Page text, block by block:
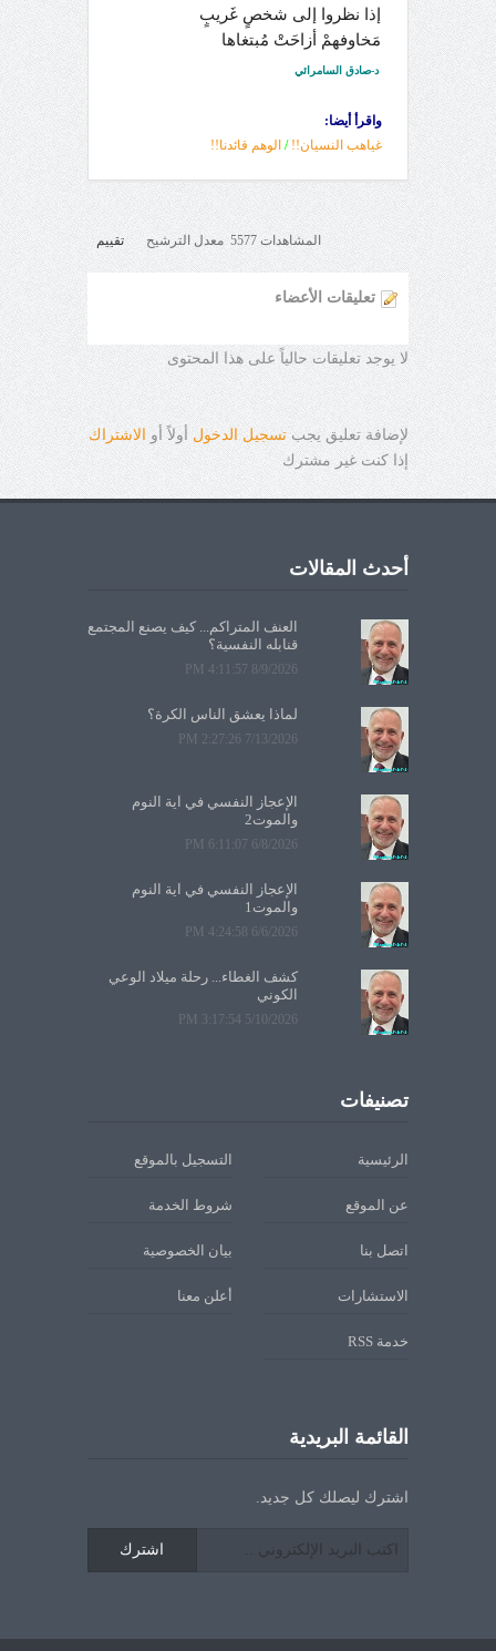
إذا نظروا إلى شخصٍ غَريبٍ
مَخاوفهمْ أزاحَتْ مُبتغاها
د-صادق السامرائي
واقرأ أيضا:
غياهب النسيان!! / الوهم قائدنا!!
المشاهدات 5577 معدل الترشيح تقييم
تعليقات الأعضاء
لا يوجد تعليقات حالياً على هذا المحتوى
لإضافة تعليق يجب تسجيل الدخول أولاً أو الاشتراك
إذا كنت غير مشترك
أحدث المقالات
العنف المتراكم... كيف يصنع المجتمع
قنابله النفسية؟
8/9/2026 4:11:57 PM
لماذا يعشق الناس الكرة؟
7/13/2026 2:27:26 PM
الإعجاز النفسي في آية النوم
والموت2
6/8/2026 6:11:07 PM
الإعجاز النفسي في آية النوم
والموت1
6/6/2026 4:24:58 PM
كشف الغطاء... رحلة ميلاد الوعي
الكوني
5/10/2026 3:17:54 PM
تصنيفات
الرئيسية التسجيل بالموقع
عن الموقع شروط الخدمة
اتصل بنا بيان الخصوصية
الاستشارات أعلن معنا
خدمة RSS
القائمة البريدية
اشترك ليصلك كل جديد.
اشترك